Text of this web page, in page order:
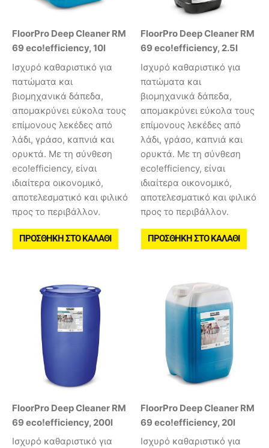
FloorPro Deep Cleaner RM
69 eco!efficiency, 10l
Ισχυρό καθαριστικό για
πατώματα και
βιομηχανικά δάπεδα,
απομακρύνει εύκολα τους
επίμονους λεκέδες από
λάδι, γράσο, καπνιά και
ορυκτά. Με τη σύνθεση
eco!efficiency, είναι
ιδιαίτερα οικονομικό,
αποτελεσματικό και φιλικό
προς το περιβάλλον.
ΠΡΟΣΘΉΚΗ ΣΤΟ ΚΑΛΆΘΙ
FloorPro Deep Cleaner RM
69 eco!efficiency, 2.5l
Ισχυρό καθαριστικό για
πατώματα και
βιομηχανικά δάπεδα,
απομακρύνει εύκολα τους
επίμονους λεκέδες από
λάδι, γράσο, καπνιά και
ορυκτά. Με τη σύνθεση
eco!efficiency, είναι
ιδιαίτερα οικονομικό,
αποτελεσματικό και φιλικό
προς το περιβάλλον.
ΠΡΟΣΘΉΚΗ ΣΤΟ ΚΑΛΆΘΙ
FloorPro Deep Cleaner RM
69 eco!efficiency, 200l
Ισχυρό καθαριστικό για
FloorPro Deep Cleaner RM
69 eco!efficiency, 20l
Ισχυρό καθαριστικό για